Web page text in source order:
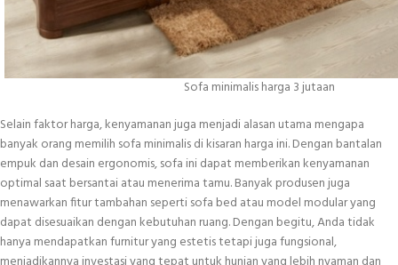
Sofa minimalis harga 3 jutaan
Selain faktor harga, kenyamanan juga menjadi alasan utama mengapa
banyak orang memilih sofa minimalis di kisaran harga ini. Dengan bantalan
empuk dan desain ergonomis, sofa ini dapat memberikan kenyamanan
optimal saat bersantai atau menerima tamu. Banyak produsen juga
menawarkan fitur tambahan seperti sofa bed atau model modular yang
dapat disesuaikan dengan kebutuhan ruang. Dengan begitu, Anda tidak
hanya mendapatkan furnitur yang estetis tetapi juga fungsional,